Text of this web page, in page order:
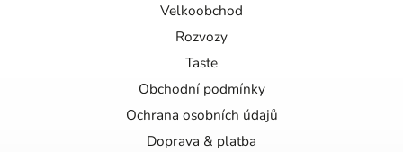
Velkoobchod
Rozvozy
Taste
Obchodní podmínky
Ochrana osobních údajů
Doprava & platba